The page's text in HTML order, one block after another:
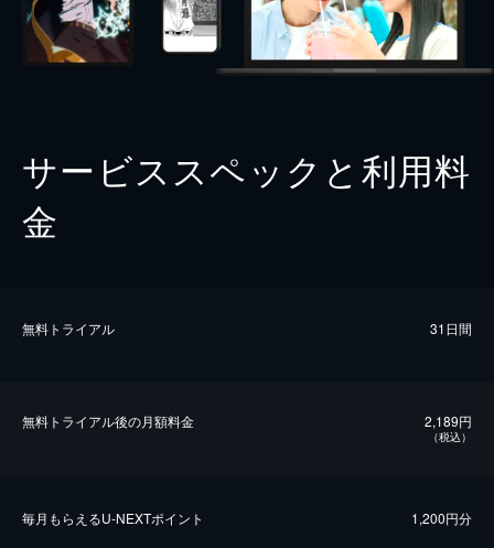
サービススペックと利用料
金
無料トライアル 31日間
無料トライアル後の⽉額料金 2,189円
（税込）
毎⽉もらえるU-NEXTポイント 1,200円分